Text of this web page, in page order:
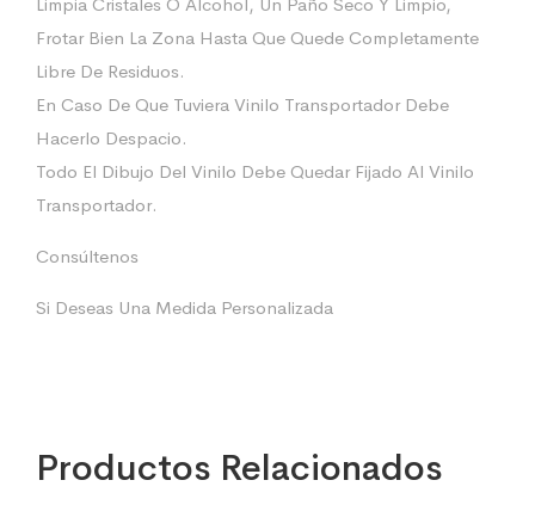
Limpia Cristales O Alcohol, Un Paño Seco Y Limpio,
Frotar Bien La Zona Hasta Que Quede Completamente
Libre De Residuos.
En Caso De Que Tuviera Vinilo Transportador Debe
Hacerlo Despacio.
Todo El Dibujo Del Vinilo Debe Quedar Fijado Al Vinilo
Transportador.
Consúltenos
Si Deseas Una Medida Personalizada
Productos Relacionados